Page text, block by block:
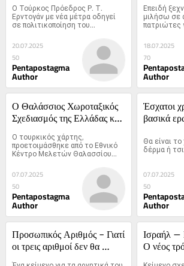
Ο Τούρκος Πρόεδρος Ρ. Τ.
Ερντογάν με νέα μέτρα οδηγεί
σε πολιτικοποίηση του...
20.07.2025
50
Pentapostagma
Author
Επειδή
μιλήσω σε
πατριώτες
18.07.2025
70
Author
Ο Θαλάσσιος Χωροταξικός
Σχεδιασμός της Ελλάδας και
θεώρηση της Άγκυρας
Ο τουρκικός χάρτης,
προετοιμάσθηκε από το Εθνικό
Κέντρο Μελετών Θαλασσίου...
07.07.2025
50
Pentapostagma
Author
Έσχατοι
βασικά
Θα είναι
δέρμα ή
07.07.2025
50
Author
Προσωπικός Αριθμός - Γιατί
οι τρεις αριθμοί δεν θα
Ισραήλ –
Ο νέος